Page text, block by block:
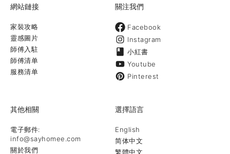
網站鏈接
家裝攻略
靈感圖片
師傅入駐
師傅清单
服務清单
關注我們
Facebook
Instagram
小紅書
Youtube
Pinterest
其他相關
電子郵件:
info@sayhomee.com
關於我們
選擇語言
English
简体中文
繁體中文